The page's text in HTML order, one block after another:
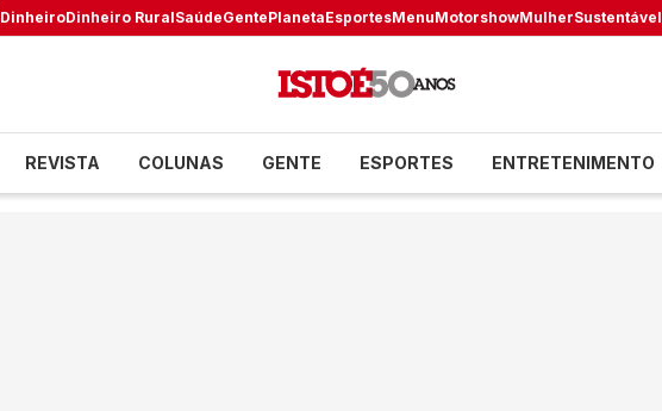
DinheiroDinheiro RuralSaúdeGentePlanetaEsportesMenuMotorshowMulherSustentável
REVISTA COLUNAS GENTE ESPORTES ENTRETENIMENTO